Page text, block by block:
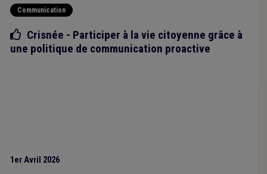
Communication
Bonne pratique
Crisnée - Participer à la vie citoyenne grâce à
une politique de communication proactive
1er Avril 2026